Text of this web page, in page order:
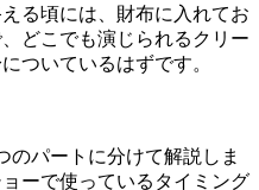
る頃には、財布に入れてお
どこでも演じられるクリー
ついているはずです。
のパートに分けて解説しま
ーで使っているタイミング